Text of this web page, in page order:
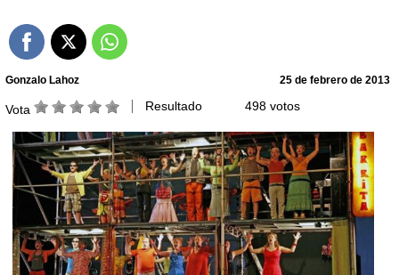
Gonzalo Lahoz 25 de febrero de 2013
Vota Resultado 498 votos